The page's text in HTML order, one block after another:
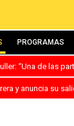
PROGRAMAS
“Una de las
y anuncia su